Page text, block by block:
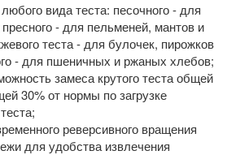
вида теста: песочного - для
- для пельменей, мантов и
теста - для булочек, пирожков
- для пшеничных и ржаных хлебов;
замеса крутого теста общей
30% от нормы по загрузке
реверсивного вращения
для удобства извлечения